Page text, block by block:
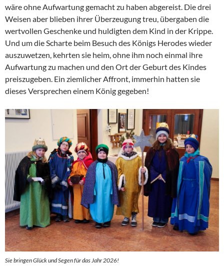
wäre ohne Aufwartung gemacht zu haben abgereist. Die drei
Weisen aber blieben ihrer Überzeugung treu, übergaben die
wertvollen Geschenke und huldigten dem Kind in der Krippe.
Und um die Scharte beim Besuch des Königs Herodes wieder
auszuwetzen, kehrten sie heim, ohne ihm noch einmal ihre
Aufwartung zu machen und den Ort der Geburt des Kindes
preiszugeben. Ein ziemlicher Affront, immerhin hatten sie
dieses Versprechen einem König gegeben!
Sie bringen Glück und Segen für das Jahr 2026!